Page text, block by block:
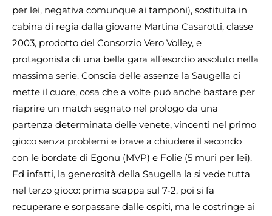
per lei, negativa comunque ai tamponi), sostituita in
cabina di regia dalla giovane Martina Casarotti, classe
2003, prodotto del Consorzio Vero Volley, e
protagonista di una bella gara all’esordio assoluto nella
massima serie. Conscia delle assenze la Saugella ci
mette il cuore, cosa che a volte può anche bastare per
riaprire un match segnato nel prologo da una
partenza determinata delle venete, vincenti nel primo
gioco senza problemi e brave a chiudere il secondo
con le bordate di Egonu (MVP) e Folie (5 muri per lei).
Ed infatti, la generosità della Saugella la si vede tutta
nel terzo gioco: prima scappa sul 7-2, poi si fa
recuperare e sorpassare dalle ospiti, ma le costringe ai